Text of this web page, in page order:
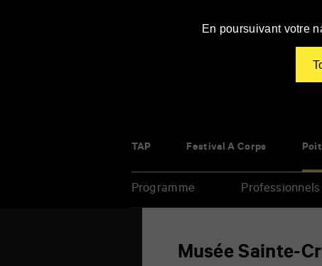
TAP Festival À Corps
Programme Professionnels
Renseigner
Musée Sainte-
En poursuivant votre